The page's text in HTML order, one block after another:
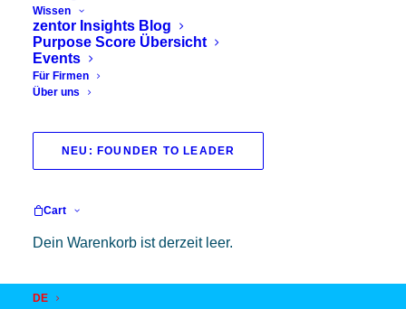
Wissen
zentor Insights Blog
Purpose Score Übersicht
Events
Für Firmen
Über uns
NEU: FOUNDER TO LEADER
Cart
Dein Warenkorb ist derzeit leer.
DE
Richtig stressen